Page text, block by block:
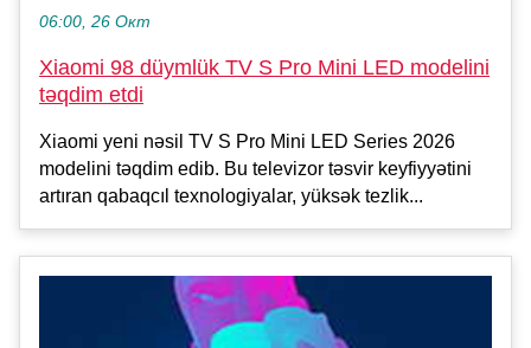
06:00, 26 Окт
Xiaomi 98 düymlük TV S Pro Mini LED modelini
təqdim etdi
Xiaomi yeni nəsil TV S Pro Mini LED Series 2026
modelini təqdim edib. Bu televizor təsvir keyfiyyətini
artıran qabaqcıl texnologiyalar, yüksək tezlik...